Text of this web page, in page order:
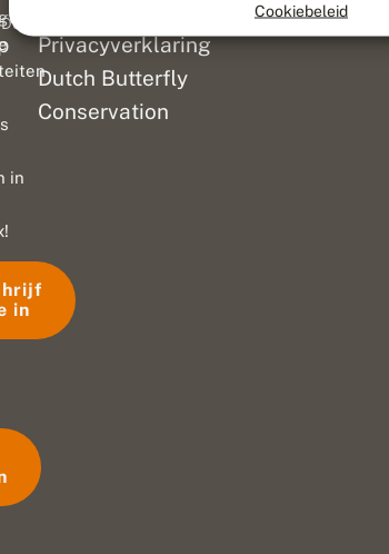
Cookiebeleid
Privacyverklaring
Dutch Butterfly
Conservation
in
in
Duurzaam ontwikkeld door Go2People, ontworpen door